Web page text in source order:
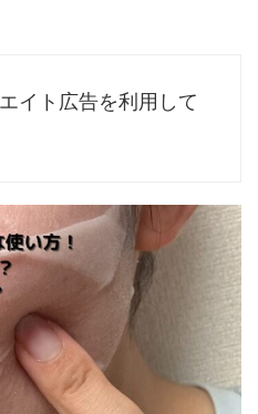
イト広告を利用して